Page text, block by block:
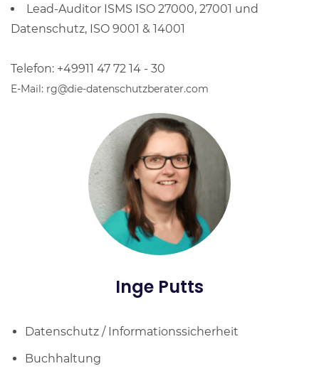
Lead-Auditor ISMS ISO 27000, 27001 und
Datenschutz, ISO 9001 & 14001
Telefon: +49911 47 72 14 - 30
E-Mail: rg@die-datenschutzberater.com
Inge Putts
Datenschutz / Informationssicherheit
Buchhaltung